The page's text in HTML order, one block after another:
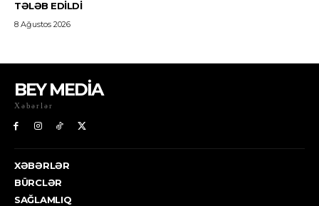
BEY MEDİA
Xəbərlər
XƏBƏRLƏR
BÜRCLƏR
SAĞLAMLIQ